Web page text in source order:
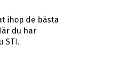
ihop de bästa
du har
STI.